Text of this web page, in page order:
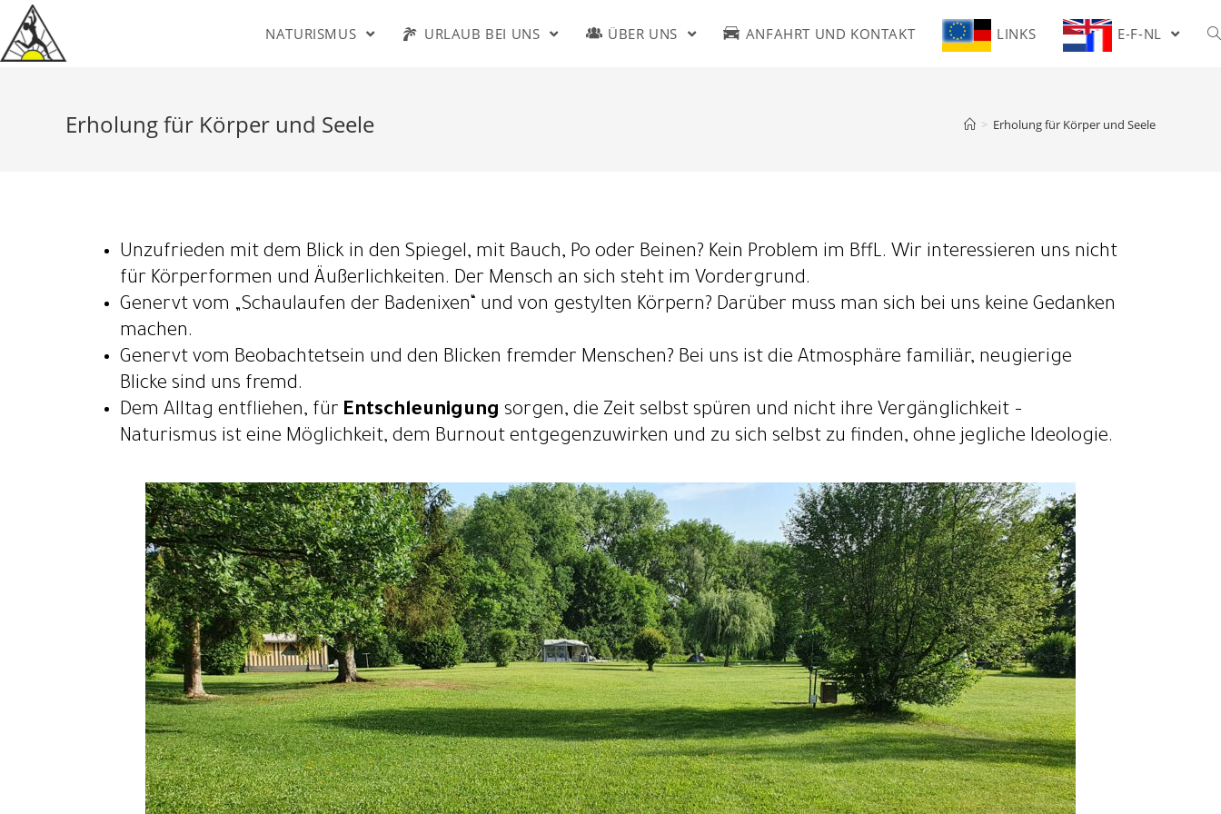
NATURISMUS URLAUB BEI UNS ÜBER UNS ANFAHRT UND KONTAKT LINKS E-F-NL
Erholung für Körper und Seele > Erholung für Körper und Seele
Unzufrieden mit dem Blick in den Spiegel, mit Bauch, Po oder Beinen? Kein Problem im BffL. Wir interessieren uns nicht
für Körperformen und Äußerlichkeiten. Der Mensch an sich steht im Vordergrund.
Genervt vom „Schaulaufen der Badenixen“ und von gestylten Körpern? Darüber muss man sich bei uns keine Gedanken
machen.
Genervt vom Beobachtetsein und den Blicken fremder Menschen? Bei uns ist die Atmosphäre familiär, neugierige
Blicke sind uns fremd.
Dem Alltag entfliehen, für Entschleunigung sorgen, die Zeit selbst spüren und nicht ihre Vergänglichkeit –
Naturismus ist eine Möglichkeit, dem Burnout entgegenzuwirken und zu sich selbst zu finden, ohne jegliche Ideologie.